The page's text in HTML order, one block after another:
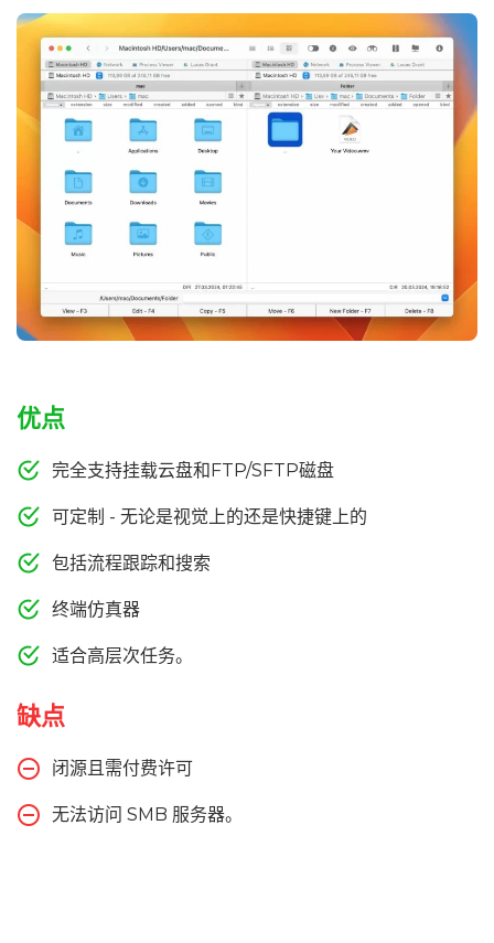
优点
完全支持挂载云盘和FTP/SFTP磁盘
可定制 - 无论是视觉上的还是快捷键上的
包括流程跟踪和搜索
终端仿真器
适合高层次任务。
缺点
闭源且需付费许可
无法访问 SMB 服务器。